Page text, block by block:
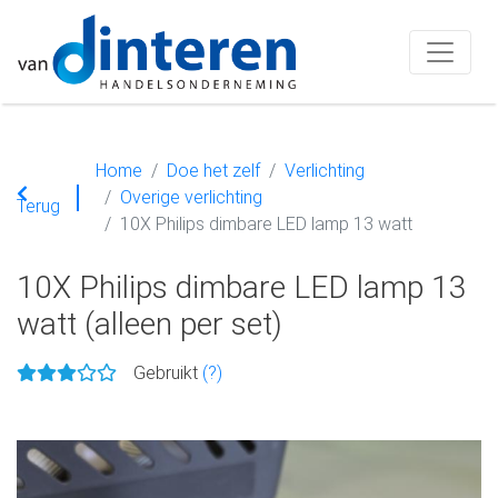
Terug
Home Doe het zelf
Verlichting
Overige verlichting
10X Philips dimbare LED lamp 13 watt
10X Philips dimbare LED lamp 13
watt (alleen per set)
Gebruikt (?)